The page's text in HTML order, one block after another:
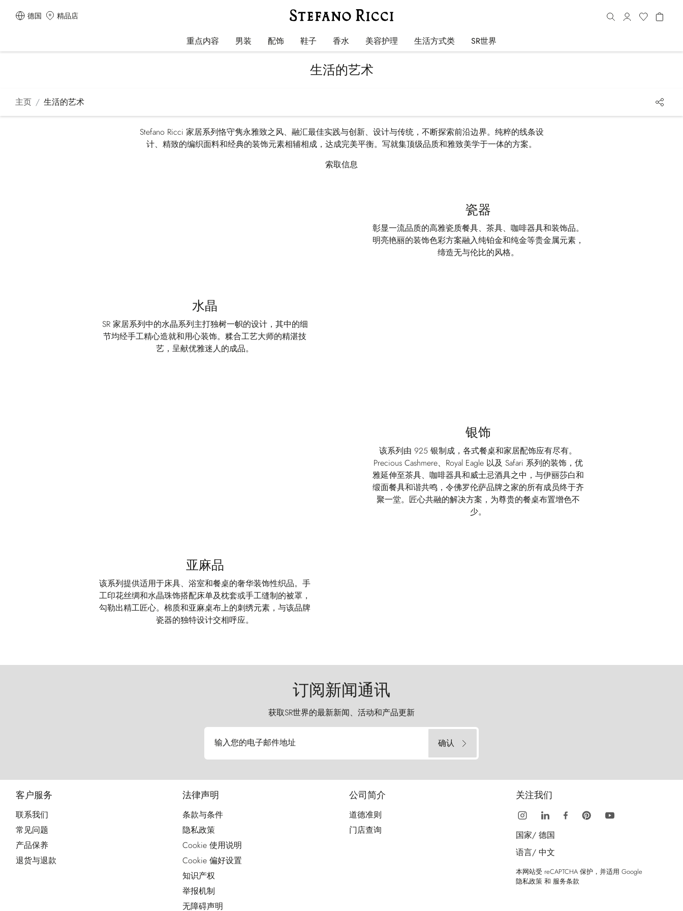
德国 精品店
重点内容 男装 配饰 鞋子 香水 美容护理 生活方式类 SR世界
生活的艺术
主页 生活的艺术
Stefano Ricci 家居系列恪守隽永雅致之风、融汇最佳实践与创新、设计与传统，不断探索前沿边界。纯粹的线条设
计、精致的编织面料和经典的装饰元素相辅相成，达成完美平衡。写就集顶级品质和雅致美学于一体的方案。
索取信息
瓷器
彰显一流品质的高雅瓷质餐具、茶具、咖啡器具和装饰品。
明亮艳丽的装饰色彩方案融入纯铂金和纯金等贵金属元素，
缔造无与伦比的风格。
水晶
SR 家居系列中的水晶系列主打独树一帜的设计，其中的细
节均经手工精心造就和用心装饰。糅合工艺大师的精湛技
艺，呈献优雅迷人的成品。
银饰
该系列由 925 银制成，各式餐桌和家居配饰应有尽有。
Precious Cashmere、Royal Eagle 以及 Safari 系列的装饰，优
雅延伸至茶具、咖啡器具和威士忌酒具之中，与伊丽莎白和
缎面餐具和谐共鸣，令佛罗伦萨品牌之家的所有成员终于齐
聚一堂。匠心共融的解决方案，为尊贵的餐桌布置增色不
少。
亚麻品
该系列提供适用于床具、浴室和餐桌的奢华装饰性织品。手
工印花丝绸和水晶珠饰搭配床单及枕套或手工缝制的被罩，
勾勒出精工匠心。棉质和亚麻桌布上的刺绣元素，与该品牌
瓷器的独特设计交相呼应。
订阅新闻通讯
获取SR世界的最新新闻、活动和产品更新
输入您的电子邮件地址 确认
客户服务
联系我们
常见问题
产品保养
退货与退款
法律声明
条款与条件
隐私政策
Cookie 使用说明
Cookie 偏好设置
知识产权
举报机制
无障碍声明
公司简介
道德准则
门店查询
关注我们
国家/ 德国
语言/ 中文
本网站受 reCAPTCHA 保护，并适用 Google
隐私政策 和 服务条款